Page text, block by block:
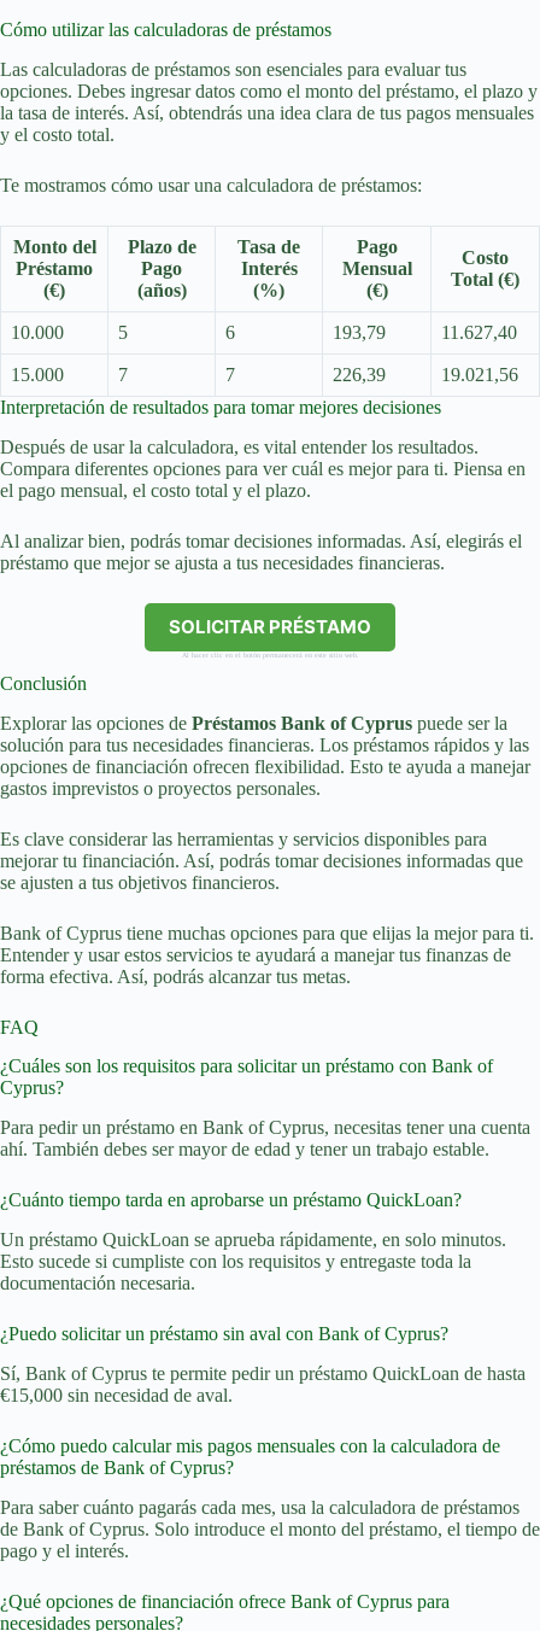
Cómo utilizar las calculadoras de préstamos
Las calculadoras de préstamos son esenciales para evaluar tus
opciones. Debes ingresar datos como el monto del préstamo, el plazo y
la tasa de interés. Así, obtendrás una idea clara de tus pagos mensuales
y el costo total.
Te mostramos cómo usar una calculadora de préstamos:
Monto del
Préstamo
(€)
Plazo de
Pago
(años)
Tasa de
Interés
(%)
Pago
Mensual
(€)
Costo
Total (€)
10.000 5 6 193,79 11.627,40
15.000 7 7 226,39
19.021,56
Interpretación de resultados para tomar mejores decisiones
Después de usar la calculadora, es vital entender los resultados.
Compara diferentes opciones para ver cuál es mejor para ti. Piensa en
el pago mensual, el costo total y el plazo.
Al analizar bien, podrás tomar decisiones informadas. Así, elegirás el
préstamo que mejor se ajusta a tus necesidades financieras.
SOLICITAR PRÉSTAMO
Al hacer clic en el botón permanecerá en este sitio web.
Conclusión
Explorar las opciones de Préstamos Bank of Cyprus puede ser la
solución para tus necesidades financieras. Los préstamos rápidos y las
opciones de financiación ofrecen flexibilidad. Esto te ayuda a manejar
gastos imprevistos o proyectos personales.
Es clave considerar las herramientas y servicios disponibles para
mejorar tu financiación. Así, podrás tomar decisiones informadas que
se ajusten a tus objetivos financieros.
Bank of Cyprus tiene muchas opciones para que elijas la mejor para ti.
Entender y usar estos servicios te ayudará a manejar tus finanzas de
forma efectiva. Así, podrás alcanzar tus metas.
FAQ
¿Cuáles son los requisitos para solicitar un préstamo con Bank of
Cyprus?
Para pedir un préstamo en Bank of Cyprus, necesitas tener una cuenta
ahí. También debes ser mayor de edad y tener un trabajo estable.
¿Cuánto tiempo tarda en aprobarse un préstamo QuickLoan?
Un préstamo QuickLoan se aprueba rápidamente, en solo minutos.
Esto sucede si cumpliste con los requisitos y entregaste toda la
documentación necesaria.
¿Puedo solicitar un préstamo sin aval con Bank of Cyprus?
Sí, Bank of Cyprus te permite pedir un préstamo QuickLoan de hasta
€15,000 sin necesidad de aval.
¿Cómo puedo calcular mis pagos mensuales con la calculadora de
préstamos de Bank of Cyprus?
Para saber cuánto pagarás cada mes, usa la calculadora de préstamos
de Bank of Cyprus. Solo introduce el monto del préstamo, el tiempo de
pago y el interés.
¿Qué opciones de financiación ofrece Bank of Cyprus para
necesidades personales?